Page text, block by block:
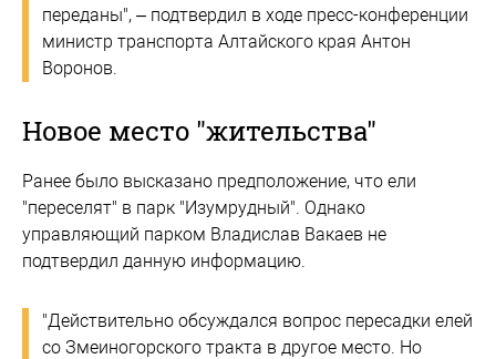
переданы", – подтвердил в ходе пресс-конференции
министр транспорта Алтайского края Антон
Воронов.
Новое место "жительства"
Ранее было высказано предположение, что ели
"переселят" в парк "Изумрудный". Однако
управляющий парком Владислав Вакаев не
подтвердил данную информацию.
"Действительно обсуждался вопрос пересадки елей
со Змеиногорского тракта в другое место. Но